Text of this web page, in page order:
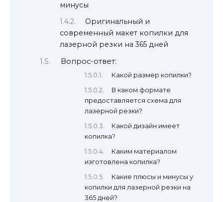
минусы
Оригинальный и
современный макет копилки для
лазерной резки на 365 дней
Вопрос-ответ:
Какой размер копилки?
В каком формате
предоставляется схема для
лазерной резки?
Какой дизайн имеет
копилка?
Каким материалом
изготовлена копилка?
Какие плюсы и минусы у
копилки для лазерной резки на
365 дней?